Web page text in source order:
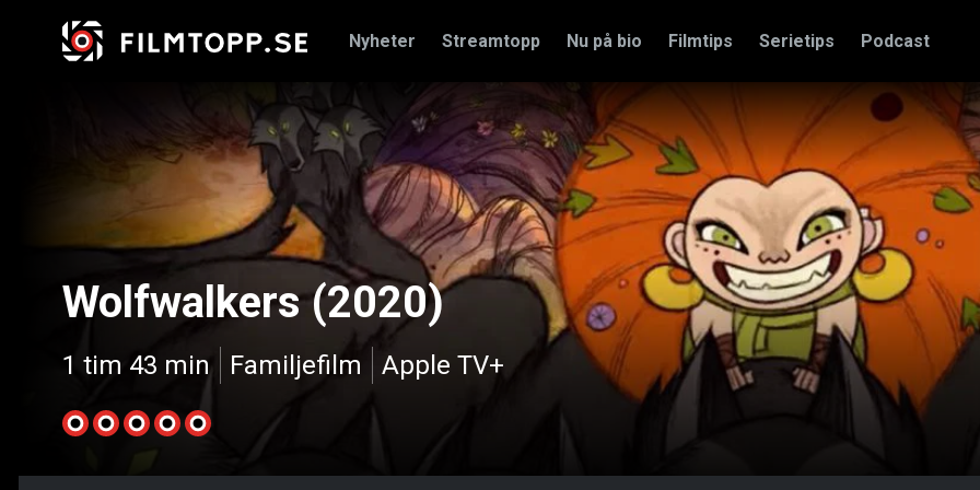
Nyheter Streamtopp Nu på bio Filmtips Serietips Podcast
Wolfwalkers (2020)
1 tim 43 min Familjefilm Apple TV+